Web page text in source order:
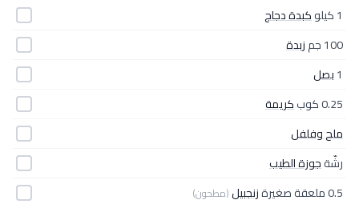
1 كيلو
كبدة دجاج
100 جم
زبدة
1بصل
0.25 كوب
كريمة
ملح وفلفل
رشّةجوزة الطيب
0.5 ملعقة صغيرة
زنجبيل(مطحون)